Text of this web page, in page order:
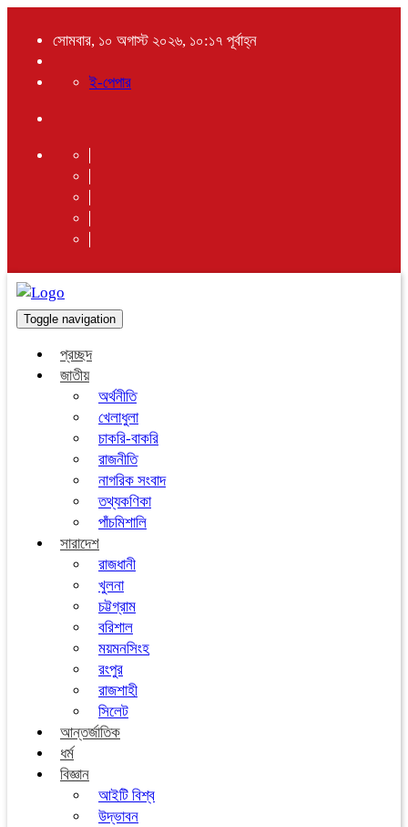
সোমবার, ১০ অগাস্ট ২০২৬, ১০:১৭ পূর্বাহ্ন
ই-পেপার
Toggle navigation
প্রচ্ছদ
জাতীয়
অর্থনীতি
খেলাধুলা
চাকরি-বাকরি
রাজনীতি
নাগরিক সংবাদ
তথ্যকণিকা
পাঁচমিশালি
সারাদেশ
রাজধানী
খুলনা
চট্টগ্রাম
বরিশাল
ময়মনসিংহ
রংপুর
রাজশাহী
সিলেট
আন্তর্জাতিক
ধর্ম
বিজ্ঞান
আইটি বিশ্ব
উদ্ভাবন